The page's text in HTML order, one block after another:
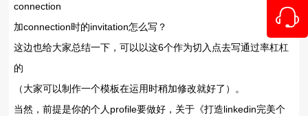
connection
加connection时的invitation怎么写？
这边也给大家总结一下，可以以这6个作为切入点去写通过率杠杠
的
（大家可以制作一个模板在运用时稍加修改就好了）。
当然，前提是你的个人profile要做好，关于《打造linkedin完美个